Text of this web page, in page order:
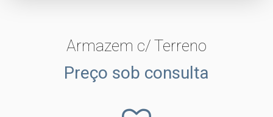
Armazem c/ Terreno
Preço sob consulta